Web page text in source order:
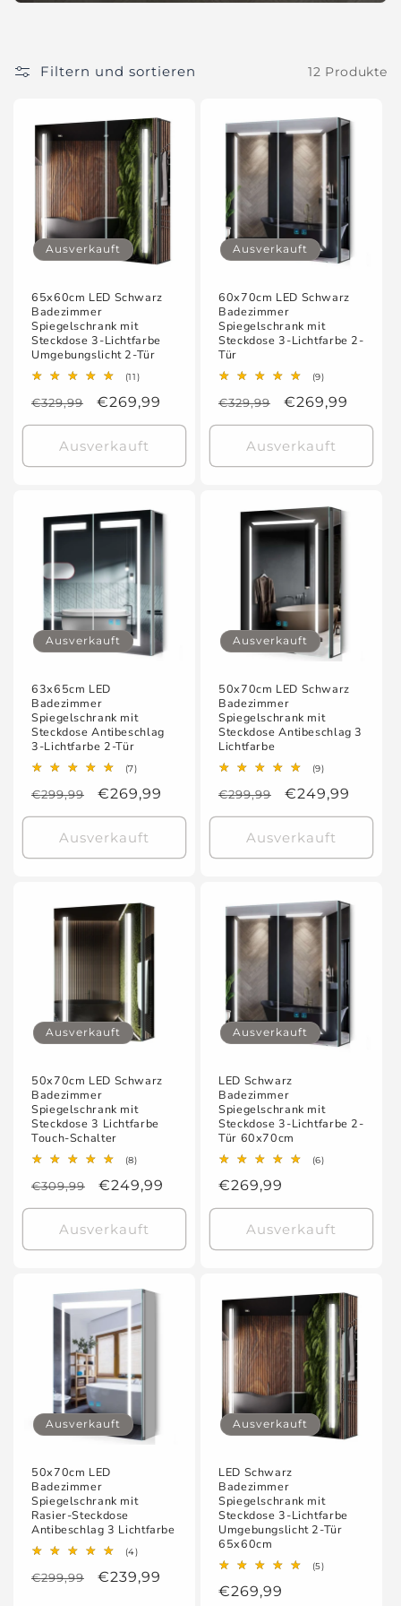
i
:
Filtern und sortieren 12 Produkte
Ausverkauft
65x60cm LED Schwarz
Badezimmer
Spiegelschrank mit
Steckdose 3-Lichtfarbe
Umgebungslicht 2-Tür
(11)11
insgesamt
Normaler
Preis
€329,99 Verkaufspreis
€269,99
Ausverkauft
Ausverkauft
60x70cm LED Schwarz
Badezimmer
Spiegelschrank mit
Steckdose 3-Lichtfarbe 2-
Tür
(9)9
insgesamt
Normaler
Preis
€329,99 Verkaufspreis
€269,99
Ausverkauft
Ausverkauft
63x65cm LED
Badezimmer
Spiegelschrank mit
Steckdose Antibeschlag
3-Lichtfarbe 2-Tür
(7)7
insgesamt
Normaler
Preis
€299,99 Verkaufspreis
€269,99
Ausverkauft
Ausverkauft
50x70cm LED Schwarz
Badezimmer
Spiegelschrank mit
Steckdose Antibeschlag 3
Lichtfarbe
(9)9
insgesamt
Normaler
Preis
€299,99 Verkaufspreis
€249,99
Ausverkauft
Ausverkauft
50x70cm LED Schwarz
Badezimmer
Spiegelschrank mit
Steckdose 3 Lichtfarbe
Touch-Schalter
(8)8
insgesamt
Normaler
Preis
€309,99 Verkaufspreis
€249,99
Ausverkauft
Ausverkauft
LED Schwarz
Badezimmer
Spiegelschrank mit
Steckdose 3-Lichtfarbe 2-
Tür 60x70cm
(6)6
Normaler
Preis
€269,99
Ausverkauft
Ausverkauft
50x70cm LED
Badezimmer
Spiegelschrank mit
Rasier-Steckdose
Antibeschlag 3 Lichtfarbe
(4)4
insgesamt
Normaler
€299,99 Verkaufspreis
€239,99
Ausverkauft
LED Schwarz
Badezimmer
Spiegelschrank mit
Steckdose 3-Lichtfarbe
Umgebungslicht 2-Tür
65x60cm
(5)5
Normaler
€269,99